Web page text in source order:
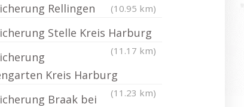
Rellingen (10.95 km)
Stelle Kreis Harburg
(11.17 km)
Kreis Harburg
(11.23 km)
Braak bei